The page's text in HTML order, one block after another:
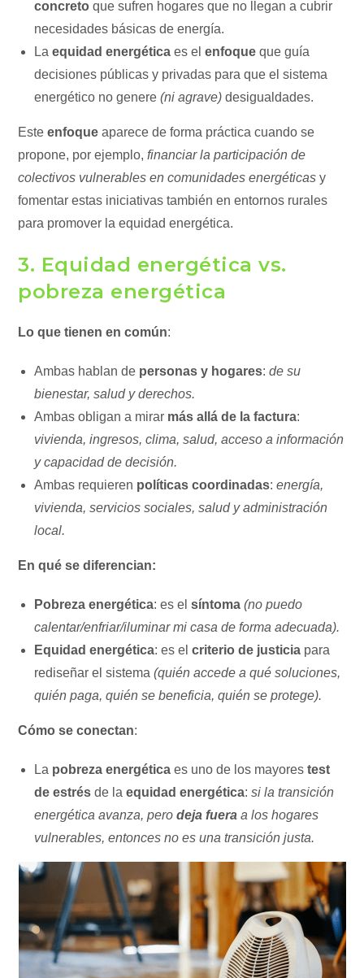
concreto que sufren hogares que no llegan a cubrir
necesidades básicas de energía.
Laequidad energética es elenfoque que guía
decisiones públicas y privadas para que el sistema
energético no genere(ni agrave) desigualdades.
Esteenfoque aparece de forma práctica cuando se
propone, por ejemplo,financiar la participación de
colectivos vulnerables en comunidades energéticas y
fomentar estas iniciativas también en entornos rurales
para promover la equidad energética.
3. Equidad energética vs.
pobreza energética
Lo que tienen en común:
Ambas hablan de personas y hogares:de su
bienestar, salud y derechos.
Ambas obligan a mirar más allá de la factura:
vivienda, ingresos, clima, salud, acceso a información
y capacidad de decisión.
Ambas requieren políticas coordinadas:energía,
vivienda, servicios sociales, salud y administración
local.
En qué se diferencian:
Pobreza energética: es elsíntoma (no puedo
calentar/enfriar/iluminar mi casa de forma adecuada).
Equidad energética: es elcriterio de justicia para
rediseñar el sistema(quién accede a qué soluciones,
quién paga, quién se beneficia, quién se protege).
Cómo se conectan:
La pobreza energética es uno de los mayorestest
de estrés de laequidad energética:si la transición
energética avanza, perodeja fuera a los hogares
vulnerables, entonces no es una transición justa.